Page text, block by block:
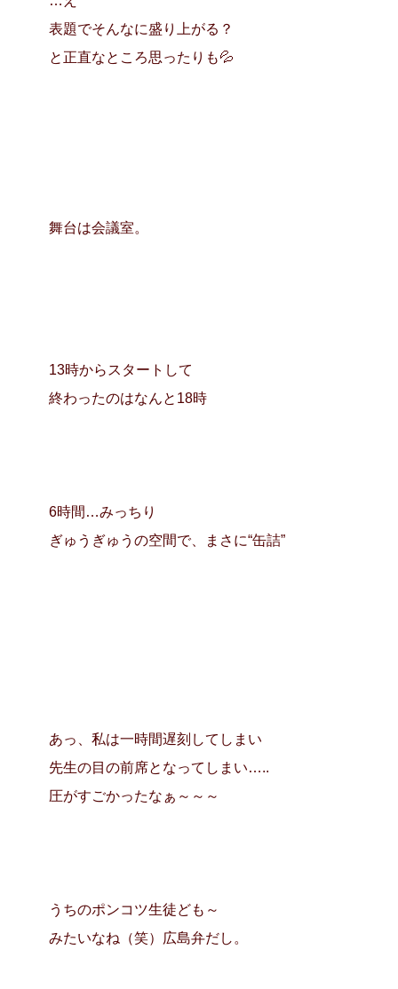
表題でそんなに盛り上がる？
と正直なところ思ったりも💦
舞台は会議室。
13時からスタートして
終わったのはなんと18時
6時間…みっちり
ぎゅうぎゅうの空間で、まさに“缶詰”
あっ、私は一時間遅刻してしまい
先生の目の前席となってしまい…..
圧がすごかったなぁ～～～
うちのポンコツ生徒ども～
みたいなね（笑）広島弁だし。